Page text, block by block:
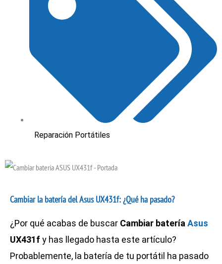
Reparación Portátiles
Cambiar la batería del Asus UX431f: ¿Qué ha pasado?
¿Por qué acabas de buscar Cambiar bateríaAsus
UX431f y has llegado hasta este artículo?
Probablemente, la batería de tu portátil ha pasado